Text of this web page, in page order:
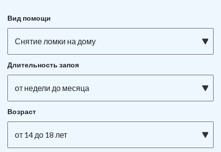
Вид помощи
Снятие ломки на дому
Длительность запоя
от недели до месяца
Возраст
от 14 до 18 лет